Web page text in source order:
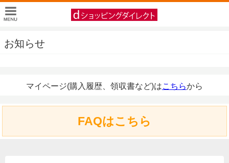
お知らせ
マイページ(購入履歴、領収書など)はこちらから
FAQはこちら